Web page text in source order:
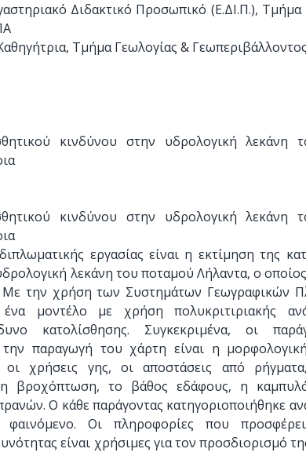
Διδακτικό Προσωπικό (Ε.ΔΙ.Π.), Τμήμα
Τμήμα Γεωλογίας &
κινδύνου στην υδρολογική λεκάνη
κινδύνου στην υδρολογική λεκάνη
εργασίας είναι η εκτίμηση της
λεκάνη του ποταμού Λήλαντα, ο οποίος
Με την χρήση των Συστημάτων Γεωγραφικών
ένα μοντέλο με χρήση πολυκριτιριακής
κατολίσθησης. Συγκεκριμένα, οι
την παραγωγή του χάρτη είναι η
χρήσεις γης, οι αποστάσεις από
η βροχόπτωση, το βάθος εδάφους, η
Ο κάθε παράγοντας κατηγοριοποιήθηκε
Οι πληροφορίες που
είναι χρήσιμες για τον προσδιορισμό